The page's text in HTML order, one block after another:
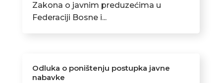
Zakona o javnim preduzećima u
Federaciji Bosne i...
Odluka o poništenju postupka javne
nabavke